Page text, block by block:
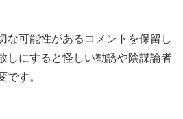
可能性があるコメントを保留し
しにすると怪しい勧誘や陰謀論者
です。